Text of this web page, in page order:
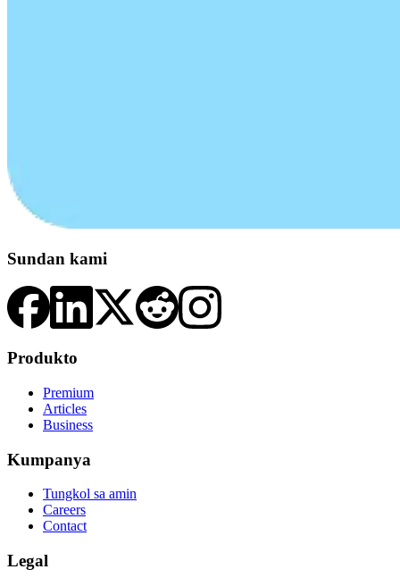
Sundan kami
Produkto
Premium
Articles
Business
Kumpanya
Tungkol sa amin
Careers
Contact
Legal